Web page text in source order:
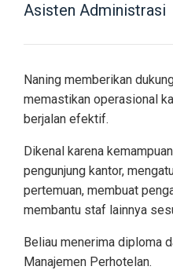
Asisten Administrasi
Naning memberikan
memastikan operasional
berjalan efektif.
Dikenal karena
pengunjung kantor,
pertemuan, membuat
membantu staf lainnya
Beliau menerima diploma
Manajemen Perhotelan.